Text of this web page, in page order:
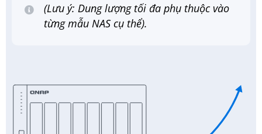
(Lưu ý: Dung lượng tối đa phụ thuộc vào
từng mẫu NAS cụ thể).